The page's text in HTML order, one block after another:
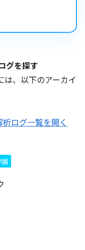
グを探す
、以下のアーカイ
ログ一覧を開く
園